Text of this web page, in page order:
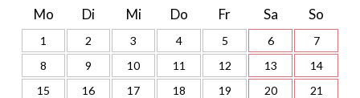
Mo Di Mi Do Fr Sa So
1 2 3 4 5 6
7
8
9 10 11 12 13
14
15
16 17 18 19 20
21